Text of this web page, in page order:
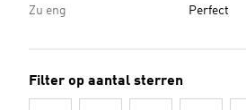
Zu eng Perfect
Filter op aantal sterren